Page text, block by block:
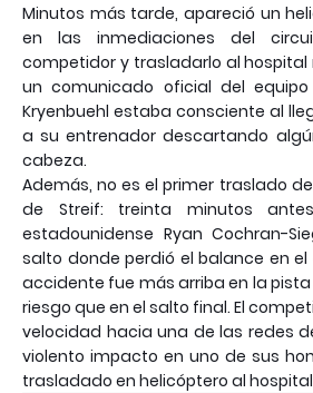
Minutos más tarde, apareció un
en las inmediaciones del
competidor y trasladarlo al hospital
un comunicado oficial del
Kryenbuehl estaba consciente al
a su entrenador descartando
cabeza.
Además, no es el primer traslado
de Streif: treinta minutos
estadounidense Ryan Cochran-
salto donde perdió el balance en el
accidente fue más arriba en la
riesgo que en el salto final. El
velocidad hacia una de las redes
violento impacto en uno de sus
trasladado en helicóptero al